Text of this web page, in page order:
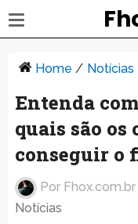
Home / Notícias
Entenda
quais são
conseguir o
Por Fhox.com.br
Notícias